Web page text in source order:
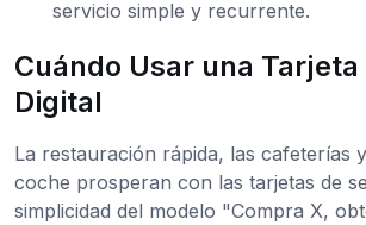
servicio simple y recurrente.
Cuándo Usar una
Digital
La restauración rápida, las cafeterías
coche prosperan con las tarjetas de
simplicidad del modelo "Compra X,